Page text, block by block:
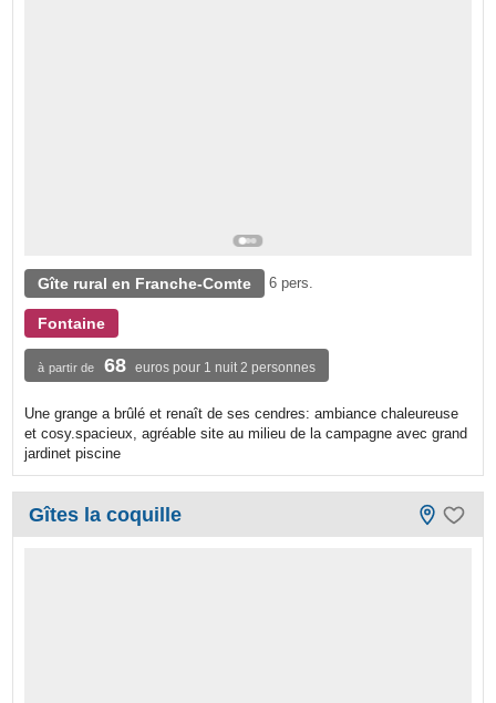
Gîte rural en Franche-Comte 6 pers.
Fontaine
à partir de 68 euros pour 1 nuit 2 personnes
Une grange a brûlé et renaît de ses cendres: ambiance chaleureuse
et cosy.spacieux, agréable site au milieu de la campagne avec grand
jardinet piscine
Gîtes la coquille